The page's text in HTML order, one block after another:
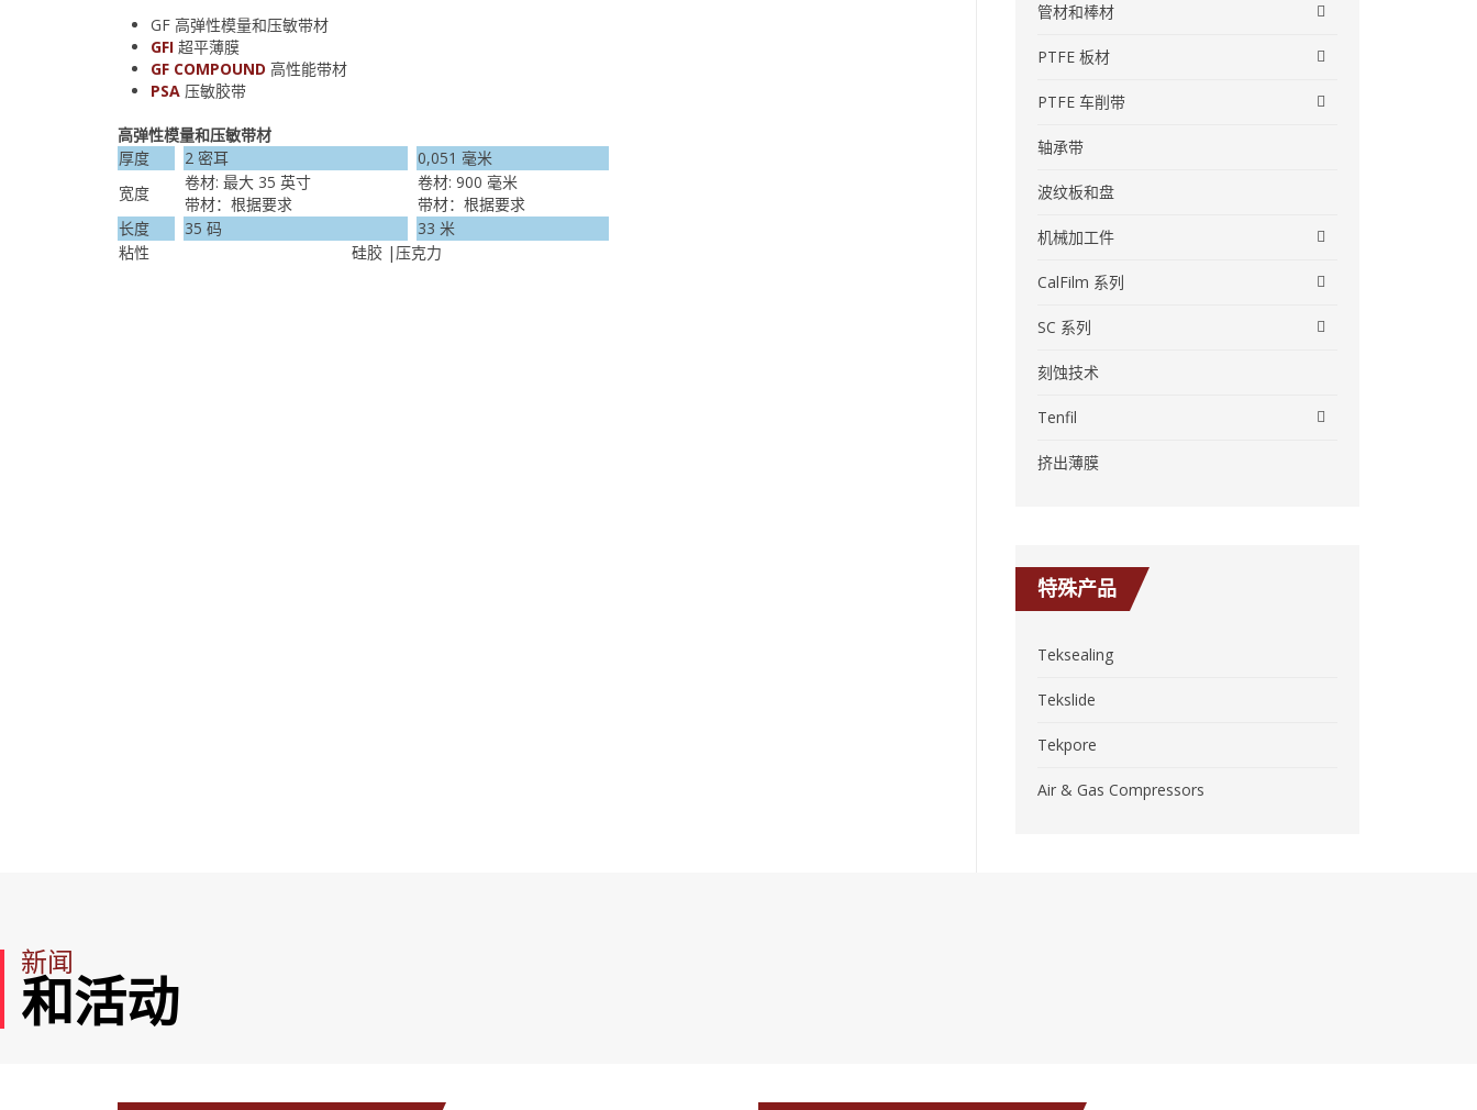
GF 高弹性模量和压敏带材
GFI 超平薄膜
GF COMPOUND 高性能带材
PSA 压敏胶带
高弹性模量和压敏带材
厚度
2 密耳
0,051 毫米
宽度
卷材: 最大 35 英寸
带材：根据要求
卷材: 900 毫米
带材：根据要求
长度
35 码
33 米
粘性
硅胶 |压克力
管材和棒材
PTFE 板材
PTFE 车削带
轴承带
波纹板和盘
机械加工件
CalFilm 系列
SC 系列
刻蚀技术
Tenfil
挤出薄膜
特殊产品
Teksealing
Tekslide
Tekpore
Air & Gas Compressors
新闻
和活动